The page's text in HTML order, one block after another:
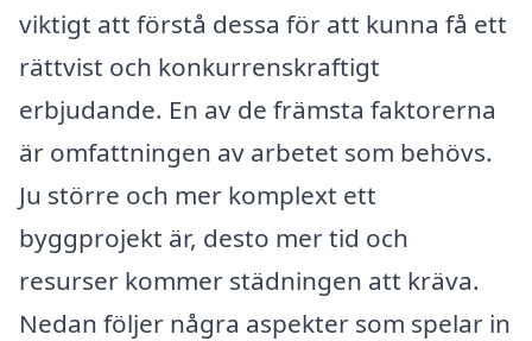
viktigt att förstå dessa för att kunna få ett
rättvist och konkurrenskraftigt
erbjudande. En av de främsta faktorerna
är omfattningen av arbetet som behövs.
Ju större och mer komplext ett
byggprojekt är, desto mer tid och
resurser kommer städningen att kräva.
Nedan följer några aspekter som spelar in